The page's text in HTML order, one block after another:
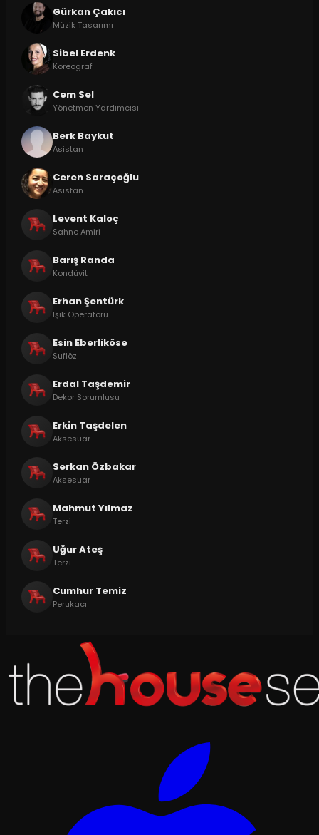
Gürkan Çakıcı
Müzik Tasarımı
Sibel Erdenk
Koreograf
Cem Sel
Yönetmen Yardımcısı
Berk Baykut
Asistan
Ceren Saraçoğlu
Asistan
Levent Kaloç
Sahne Amiri
Barış Randa
Kondüvit
Erhan Şentürk
Işık Operatörü
Esin Eberliköse
Suflöz
Erdal Taşdemir
Dekor Sorumlusu
Erkin Taşdelen
Aksesuar
Serkan Özbakar
Aksesuar
Mahmut Yılmaz
Terzi
Uğur Ateş
Terzi
Cumhur Temiz
Perukacı